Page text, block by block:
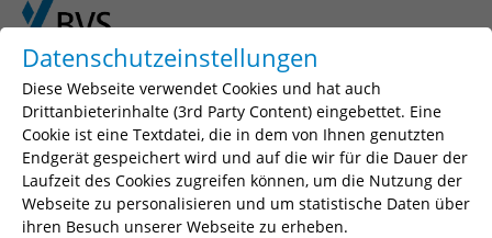
Skip to main content
Skip to page footer
Seminarsuche
Geben Sie einen Suchbegriff, Ihr gewünschtes
Seminar oder eine Seminarnummer ein.
Datenschutzeinstellungen
Diese Webseite verwendet Cookies und hat auch
Drittanbieterinhalte (3rd Party Content) eingebettet. Eine
Cookie ist eine Textdatei, die in dem von Ihnen genutzten
Endgerät gespeichert wird und auf die wir für die Dauer der
Laufzeit des Cookies zugreifen können, um die Nutzung der
Webseite zu personalisieren und um statistische Daten über
ihren Besuch unserer Webseite zu erheben.